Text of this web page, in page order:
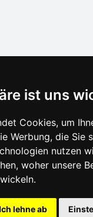
ist uns
Cookies, um
Werbung, die Sie
nutzen
woher unsere
lehne ab
Lastminute
Saisonlinks:
Silvester Böhmerwald
Silvester im Gebirge
Badeplätze